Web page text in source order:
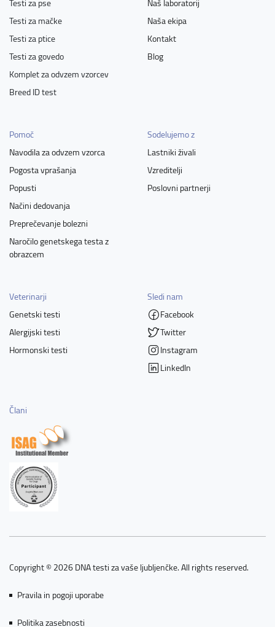
Testi za mačke
Testi za ptice
Testi za govedo
Komplet za odvzem vzorcev
Breed ID test
Naša ekipa
Kontakt
Blog
Pomoč
Navodila za odvzem vzorca
Pogosta vprašanja
Popusti
Načini dedovanja
Preprečevanje bolezni
Naročilo genetskega testa z
obrazcem
Sodelujemo z
Lastniki živali
Vzreditelji
Poslovni partnerji
Veterinarji
Genetski testi
Alergijski testi
Hormonski testi
Sledi nam
Facebook
Twitter
Instagram
LinkedIn
Člani
Copyright © 2026 DNA testi za vaše ljubljenčke. All rights reserved.
Pravila in pogoji uporabe
Politika zasebnosti